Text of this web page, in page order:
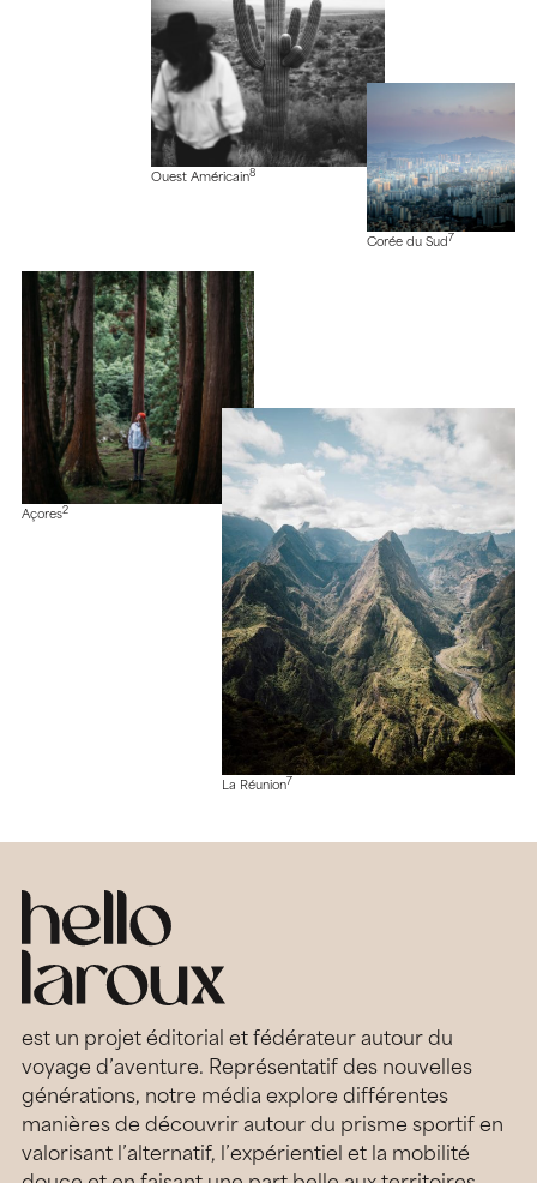
Ouest Américain8
Corée du Sud 7
Açores2
La Réunion7
est un projet éditorial et fédérateur autour du
voyage d’aventure. Représentatif des nouvelles
générations, notre média explore différentes
manières de découvrir autour du prisme sportif en
valorisant l’alternatif, l’expérientiel et la mobilité